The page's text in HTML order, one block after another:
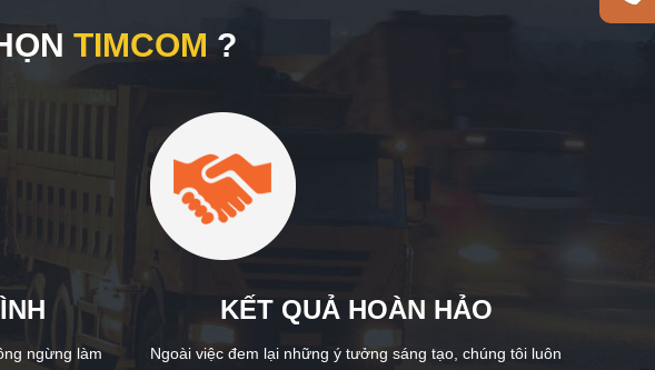
TIMCOM ?
ngừng làm
KẾT QUẢ HOÀN HẢO
Ngoài việc đem lại những ý tưởng sáng tạo, chúng tôi luôn